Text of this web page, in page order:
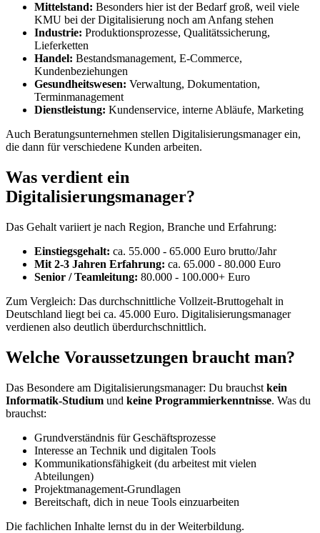
Mittelstand: Besonders hier ist der Bedarf groß, weil viele
KMU bei der Digitalisierung noch am Anfang stehen
Industrie: Produktionsprozesse, Qualitätssicherung,
Lieferketten
Handel: Bestandsmanagement, E-Commerce,
Kundenbeziehungen
Gesundheitswesen: Verwaltung, Dokumentation,
Terminmanagement
Dienstleistung: Kundenservice, interne Abläufe, Marketing
Auch Beratungsunternehmen stellen Digitalisierungsmanager ein,
die dann für verschiedene Kunden arbeiten.
Was verdient ein
Digitalisierungsmanager?
Das Gehalt variiert je nach Region, Branche und Erfahrung:
Einstiegsgehalt: ca. 55.000 - 65.000 Euro brutto/Jahr
Mit 2-3 Jahren Erfahrung: ca. 65.000 - 80.000 Euro
Senior / Teamleitung: 80.000 - 100.000+ Euro
Zum Vergleich: Das durchschnittliche Vollzeit-Bruttogehalt in
Deutschland liegt bei ca. 45.000 Euro. Digitalisierungsmanager
verdienen also deutlich überdurchschnittlich.
Welche Voraussetzungen braucht man?
Das Besondere am Digitalisierungsmanager: Du brauchst kein
Informatik-Studium und keine Programmierkenntnisse. Was du
brauchst:
Grundverständnis für Geschäftsprozesse
Interesse an Technik und digitalen Tools
Kommunikationsfähigkeit (du arbeitest mit vielen
Abteilungen)
Projektmanagement-Grundlagen
Bereitschaft, dich in neue Tools einzuarbeiten
Die fachlichen Inhalte lernst du in der Weiterbildung.